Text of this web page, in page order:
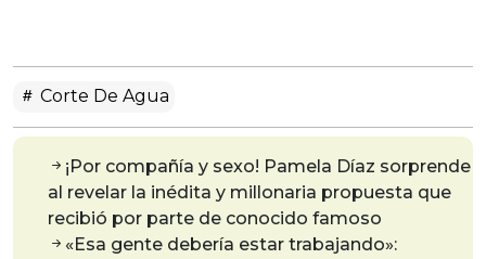
Corte De Agua
¡Por compañía y sexo! Pamela Díaz sorprende
al revelar la inédita y millonaria propuesta que
recibió por parte de conocido famoso
«Esa gente debería estar trabajando»: